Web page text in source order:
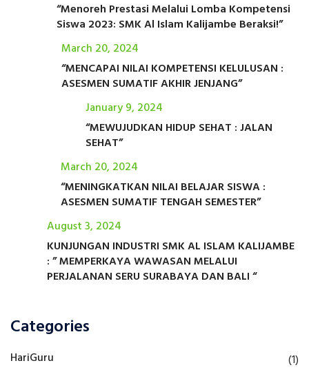
“Menoreh Prestasi Melalui Lomba Kompetensi
Siswa 2023: SMK Al Islam Kalijambe Beraksi!”
March 20, 2024
“MENCAPAI NILAI KOMPETENSI KELULUSAN :
ASESMEN SUMATIF AKHIR JENJANG”
January 9, 2024
“MEWUJUDKAN HIDUP SEHAT : JALAN
SEHAT”
March 20, 2024
“MENINGKATKAN NILAI BELAJAR SISWA :
ASESMEN SUMATIF TENGAH SEMESTER”
August 3, 2024
KUNJUNGAN INDUSTRI SMK AL ISLAM KALIJAMBE
: ” MEMPERKAYA WAWASAN MELALUI
PERJALANAN SERU SURABAYA DAN BALI “
Categories
HariGuru
(1)